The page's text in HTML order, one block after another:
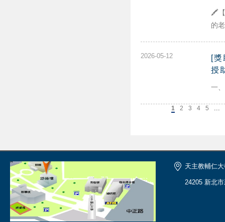
🖍️【
的
2026-05-12
[
授
一
1 2 3 4 5 ...
天主教輔仁
24205 新北